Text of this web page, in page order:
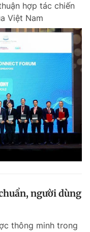
hợp tác chiến
Việt Nam
người dùng
thông minh trong